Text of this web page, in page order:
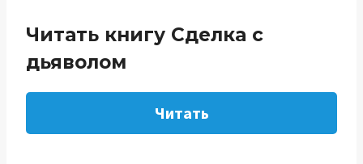
Читать книгу Сделка с
дьяволом
Читать